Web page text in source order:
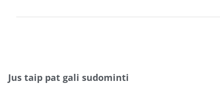
Jus taip pat gali sudominti